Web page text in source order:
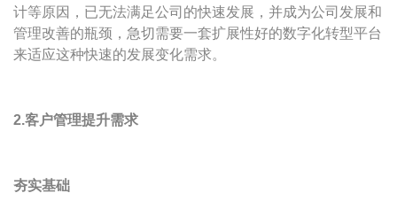
计等原因，已无法满足公司的快速发展，并成为公司发展和
管理改善的瓶颈，急切需要一套扩展性好的数字化转型平台
来适应这种快速的发展变化需求。
2.客户管理提升需求
夯实基础